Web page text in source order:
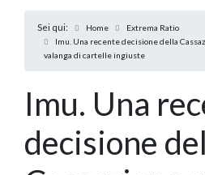
Sei qui: Home
Extrema Ratio
Imu. Una recente decisione della
valanga di cartelle ingiuste
Imu. Una
decisione